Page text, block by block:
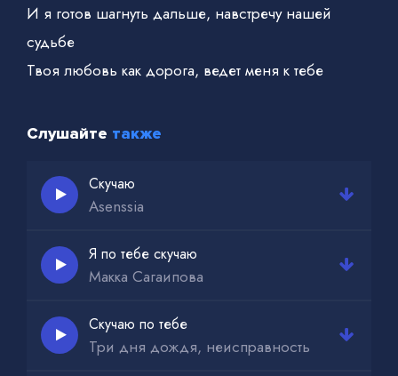
И я готов шагнуть дальше, навстречу нашей
судьбе
Твоя любовь как дорога, ведет меня к тебе
Я по тебе скучаю даже когда далеко
Слушайте также
Скучаю
Asenssia
Я по тебе скучаю
Макка Сагаипова
Скучаю по тебе
Три дня дождя, неисправность